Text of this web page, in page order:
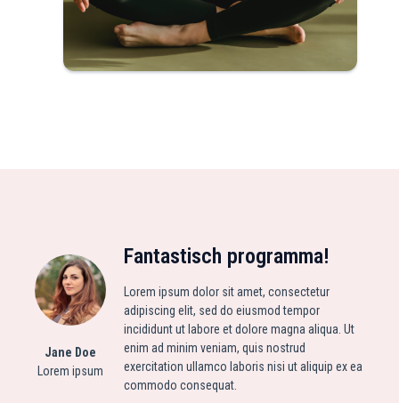
Jane Doe
Lorem ipsum
Fantastisch programma!
Lorem ipsum dolor sit amet, consectetur
adipiscing elit, sed do eiusmod tempor
incididunt ut labore et dolore magna aliqua. Ut
enim ad minim veniam, quis nostrud
exercitation ullamco laboris nisi ut aliquip ex ea
commodo consequat.